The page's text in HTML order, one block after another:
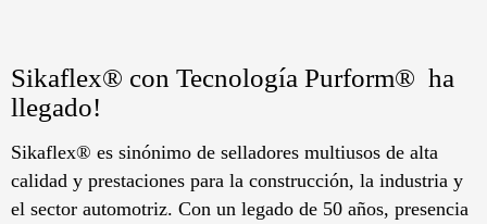
Sikaflex® con Tecnología Purform® ha
llegado!
Sikaflex® es sinónimo de selladores multiusos de alta
calidad y prestaciones para la construcción, la industria y
el sector automotriz. Con un legado de 50 años, presencia